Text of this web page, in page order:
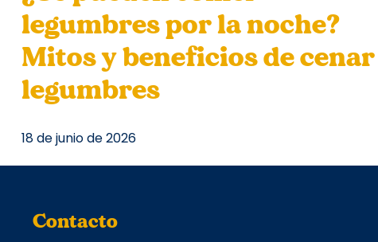
legumbres por la noche?
Mitos y beneficios de cenar
legumbres
18 de junio de 2026
Contacto